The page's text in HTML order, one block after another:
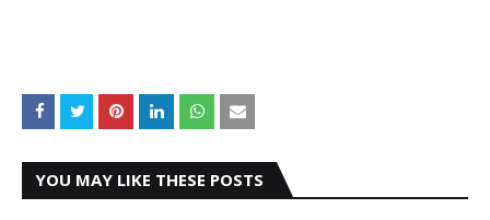
YOU MAY LIKE THESE POSTS